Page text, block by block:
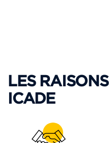
LES
ICADE